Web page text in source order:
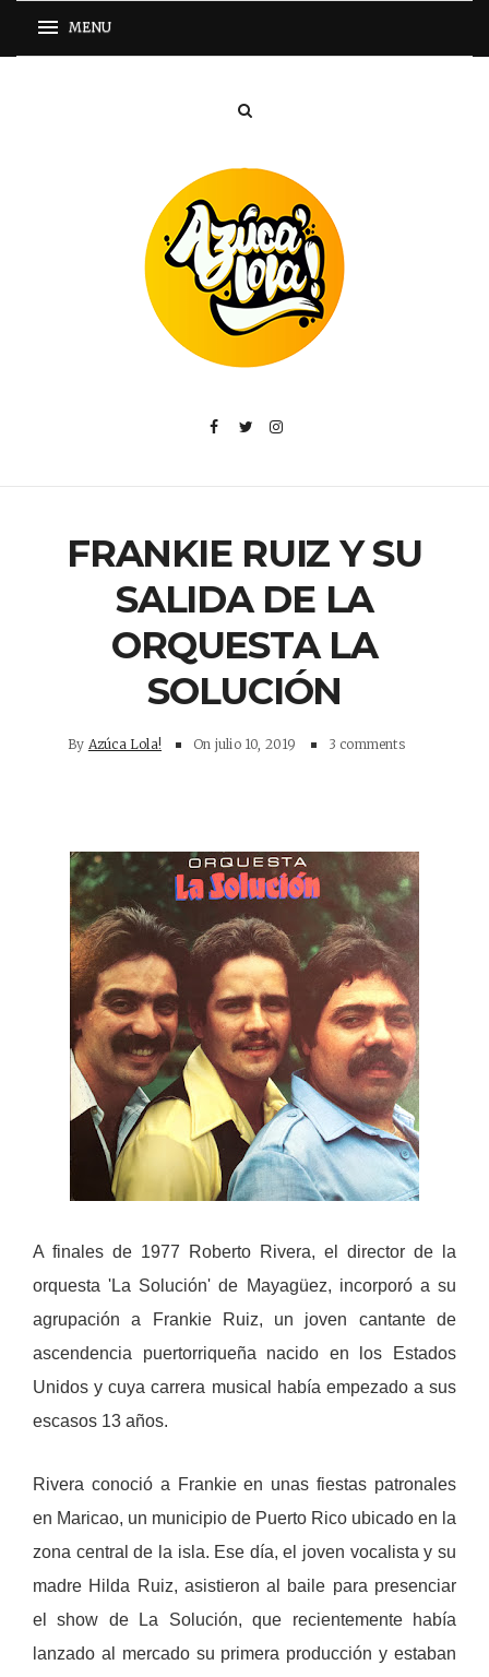
FRANKIE RUIZ Y SU
SALIDA DE LA
ORQUESTA LA
SOLUCIÓN
By Azúca Lola! On julio 10, 2019 3 comments
A finales de 1977 Roberto Rivera, el director de la
orquesta 'La Solución' de Mayagüez, incorporó a su
agrupación a Frankie Ruiz, un joven cantante de
ascendencia puertorriqueña nacido en los Estados
Unidos y cuya carrera musical había empezado a sus
escasos 13 años.
Rivera conoció a Frankie en unas fiestas patronales
en Maricao, un municipio de Puerto Rico ubicado en la
zona central de la isla. Ese día, el joven vocalista y su
madre Hilda Ruiz, asistieron al baile para presenciar
el show de La Solución, que recientemente había
lanzado al mercado su primera producción y estaban